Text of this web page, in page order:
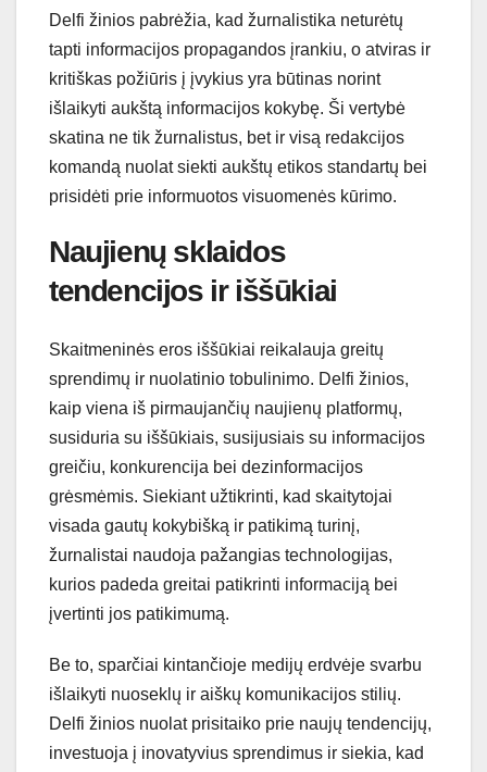
Delfi žinios pabrėžia, kad žurnalistika neturėtų
tapti informacijos propagandos įrankiu, o atviras ir
kritiškas požiūris į įvykius yra būtinas norint
išlaikyti aukštą informacijos kokybę. Ši vertybė
skatina ne tik žurnalistus, bet ir visą redakcijos
komandą nuolat siekti aukštų etikos standartų bei
prisidėti prie informuotos visuomenės kūrimo.
Naujienų sklaidos
tendencijos ir iššūkiai
Skaitmeninės eros iššūkiai reikalauja greitų
sprendimų ir nuolatinio tobulinimo. Delfi žinios,
kaip viena iš pirmaujančių naujienų platformų,
susiduria su iššūkiais, susijusiais su informacijos
greičiu, konkurencija bei dezinformacijos
grėsmėmis. Siekiant užtikrinti, kad skaitytojai
visada gautų kokybišką ir patikimą turinį,
žurnalistai naudoja pažangias technologijas,
kurios padeda greitai patikrinti informaciją bei
įvertinti jos patikimumą.
Be to, sparčiai kintančioje medijų erdvėje svarbu
išlaikyti nuoseklų ir aiškų komunikacijos stilių.
Delfi žinios nuolat prisitaiko prie naujų tendencijų,
investuoja į inovatyvius sprendimus ir siekia, kad